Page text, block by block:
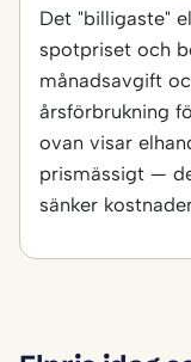
Det "billigaste"
spotpriset och
månadsavgift
årsförbrukning
ovan visar
prismässigt —
sänker